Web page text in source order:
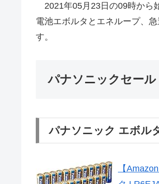
2021年05月23日の09時から
電池エボルタとエネループ、
す。
パナソニックセール
パナソニック エボル
【